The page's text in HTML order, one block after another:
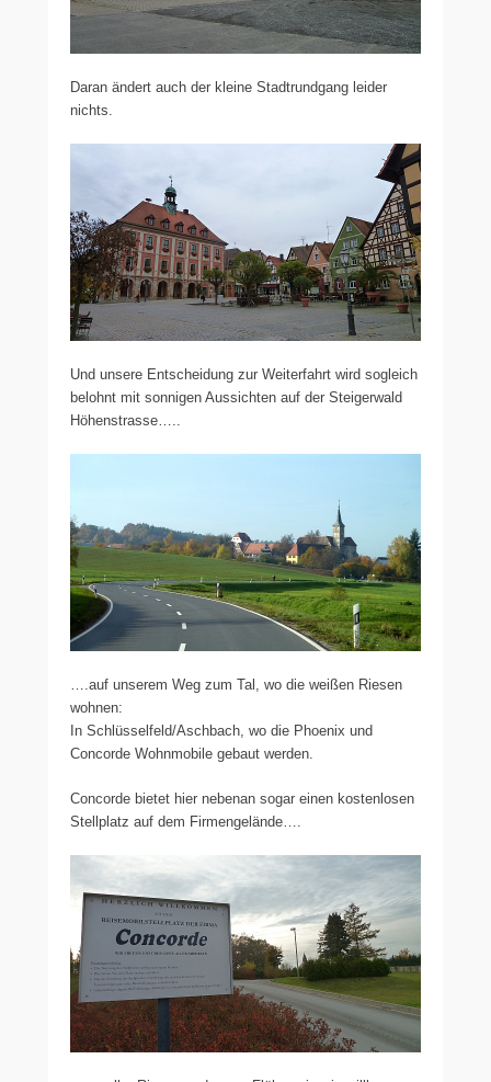
Daran ändert auch der kleine Stadtrundgang leider
nichts.
Und unsere Entscheidung zur Weiterfahrt wird sogleich
belohnt mit sonnigen Aussichten auf der Steigerwald
Höhenstrasse…..
….auf unserem Weg zum Tal, wo die weißen Riesen
wohnen:
In Schlüsselfeld/Aschbach, wo die Phoenix und
Concorde Wohnmobile gebaut werden.
Concorde bietet hier nebenan sogar einen kostenlosen
Stellplatz auf dem Firmengelände….